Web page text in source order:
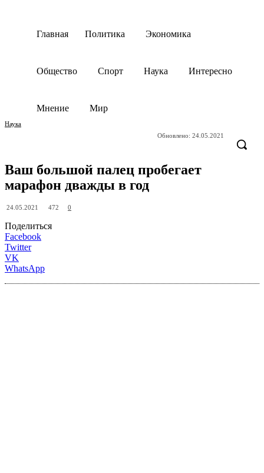
Главная Политика Экономика
Общество Спорт Наука Интересно
Мнение Мир
Наука
Обновлено: 24.05.2021
Ваш большой палец пробегает
марафон дважды в год
24.05.2021 472 0
Поделиться
Facebook
Twitter
VK
WhatsApp